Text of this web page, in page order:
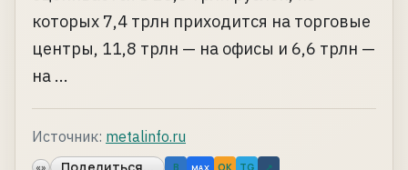
которых 7,4 трлн приходится на торговые
центры, 11,8 трлн — на офисы и 6,6 трлн —
на ...
Источник: metalinfo.ru
MAX